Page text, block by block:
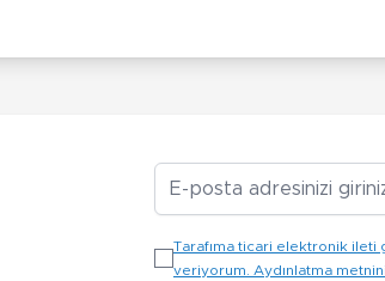
E-posta Adresiniz
Tarafıma ticari elektronik
veriyorum. Aydınlatma